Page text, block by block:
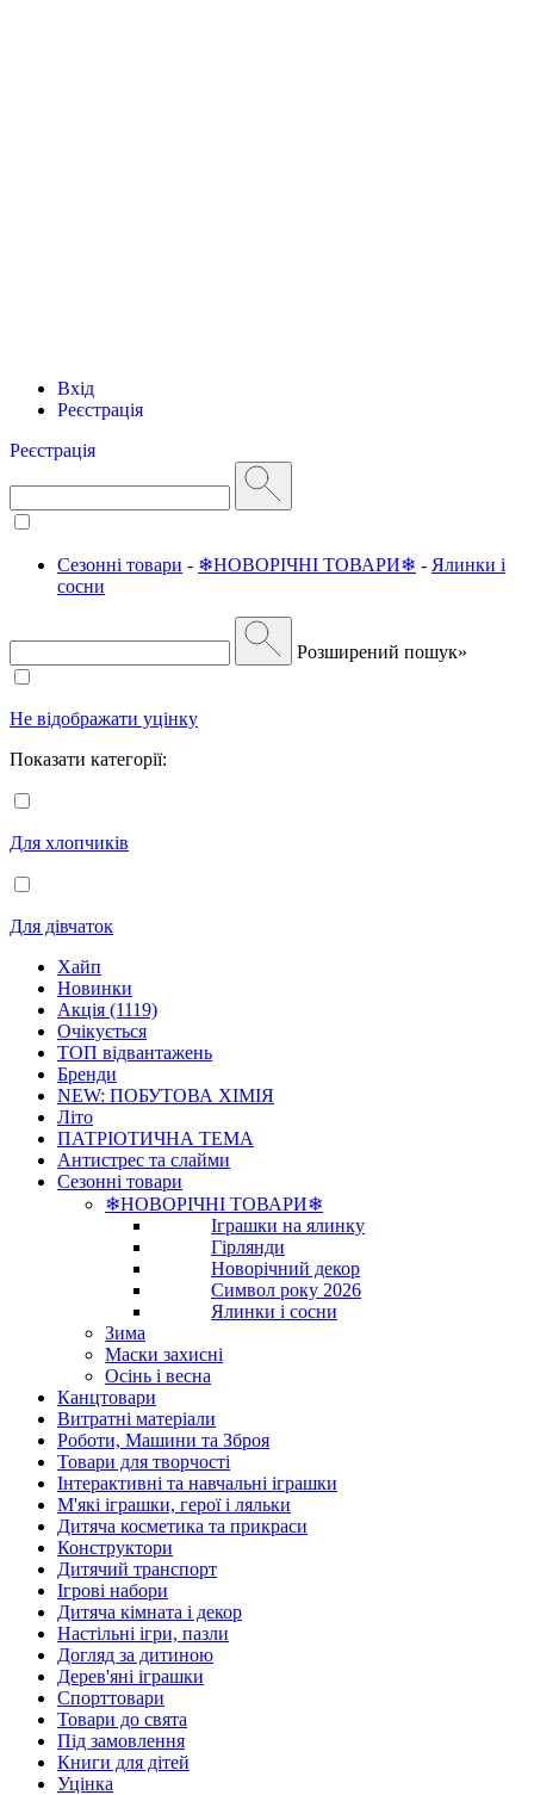
Вхід
Реєстрація
Реєстрація
Сезонні товари - ❄НОВОРІЧНІ ТОВАРИ❄ - Ялинки і
сосни
Розширений пошук»
Не відображати уцінку
Показати категорії:
Для хлопчиків
Для дівчаток
Хайп
Новинки
Акція (1119)
Очікується
ТОП відвантажень
Бренди
NEW: ПОБУТОВА ХІМІЯ
Літо
ПАТРІОТИЧНА ТЕМА
Антистрес та слайми
Сезонні товари
❄НОВОРІЧНІ ТОВАРИ❄
Іграшки на ялинку
Гірлянди
Новорічний декор
Символ року 2026
Ялинки і сосни
Зима
Маски захисні
Осінь і весна
Канцтовари
Витратні матеріали
Роботи, Машини та Зброя
Товари для творчості
Інтерактивні та навчальні іграшки
М'які іграшки, герої і ляльки
Дитяча косметика та прикраси
Конструктори
Дитячий транспорт
Ігрові набори
Дитяча кімната і декор
Настільні ігри, пазли
Догляд за дитиною
Дерев'яні іграшки
Спорттовари
Товари до свята
Під замовлення
Книги для дітей
Уцінка